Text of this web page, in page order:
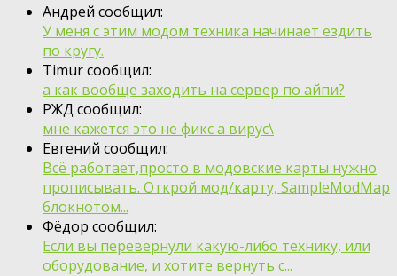
Андрей сообщил:
У меня с этим модом техника начинает ездить
по кругу.
Timur сообщил:
а как вообще заходить на сервер по айпи?
РЖД сообщил:
мне кажется это не фикс а вирус\
Евгений сообщил:
Всё работает,просто в модовские карты нужно
прописывать. Открой мод/карту, SampleModMap
блокнотом...
Фёдор сообщил:
Если вы перевернули какую-либо технику, или
оборудование, и хотите вернуть с...